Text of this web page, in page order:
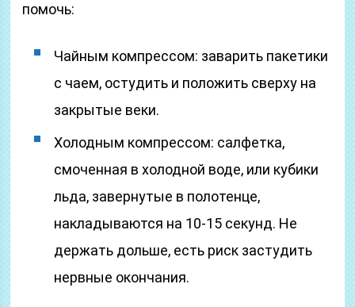
помочь:
Чайным компрессом: заварить пакетики
с чаем, остудить и положить сверху на
закрытые веки.
Холодным компрессом: салфетка,
смоченная в холодной воде, или кубики
льда, завернутые в полотенце,
накладываются на 10-15 секунд. Не
держать дольше, есть риск застудить
нервные окончания.